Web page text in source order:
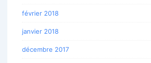
février 2018
janvier 2018
décembre 2017